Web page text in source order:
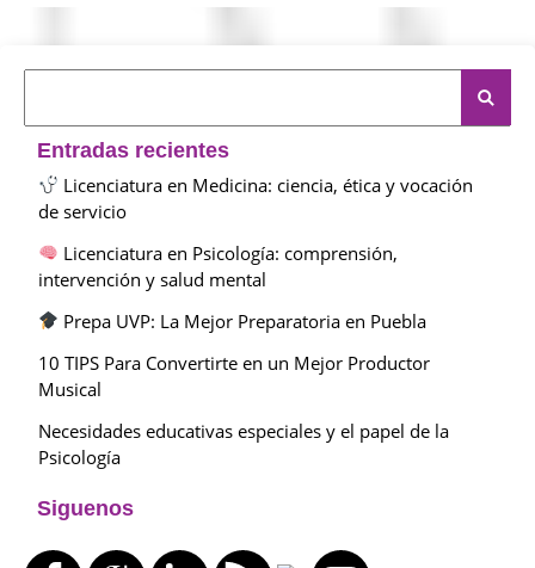
Entradas recientes
Licenciatura en Medicina: ciencia, ética y vocación
de servicio
Licenciatura en Psicología: comprensión,
intervención y salud mental
Prepa UVP: La Mejor Preparatoria en Puebla
10 TIPS Para Convertirte en un Mejor Productor
Musical
Necesidades educativas especiales y el papel de la
Psicología
Siguenos